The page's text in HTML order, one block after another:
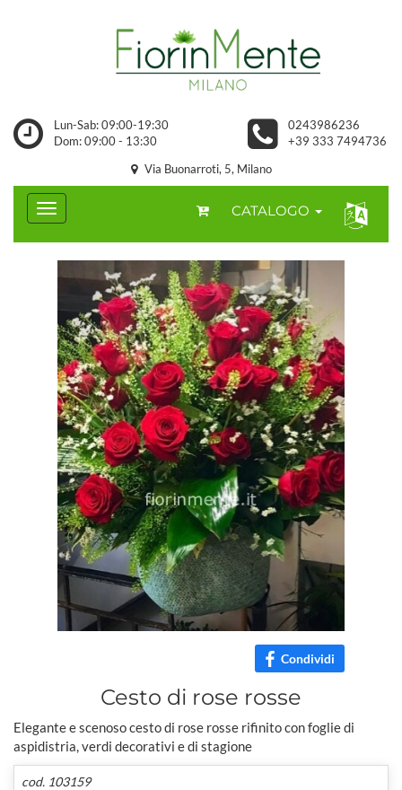
Lun-Sab: 09:00-19:30
Dom: 09:00 - 13:30
0243986236
+39 333 7494736
Via Buonarroti, 5, Milano
CATALOGO
Condividi
Cesto di rose rosse
Elegante e scenoso cesto di rose rosse rifinito con foglie di
aspidistria, verdi decorativi e di stagione
cod. 103159